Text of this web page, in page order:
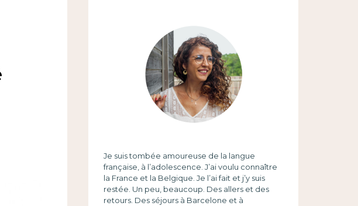
Je suis tombée amoureuse de la langue
française, à l’adolescence. J’ai voulu connaître
la France et la Belgique. Je l’ai fait et j’y suis
restée. Un peu, beaucoup. Des allers et des
retours. Des séjours à Barcelone et à